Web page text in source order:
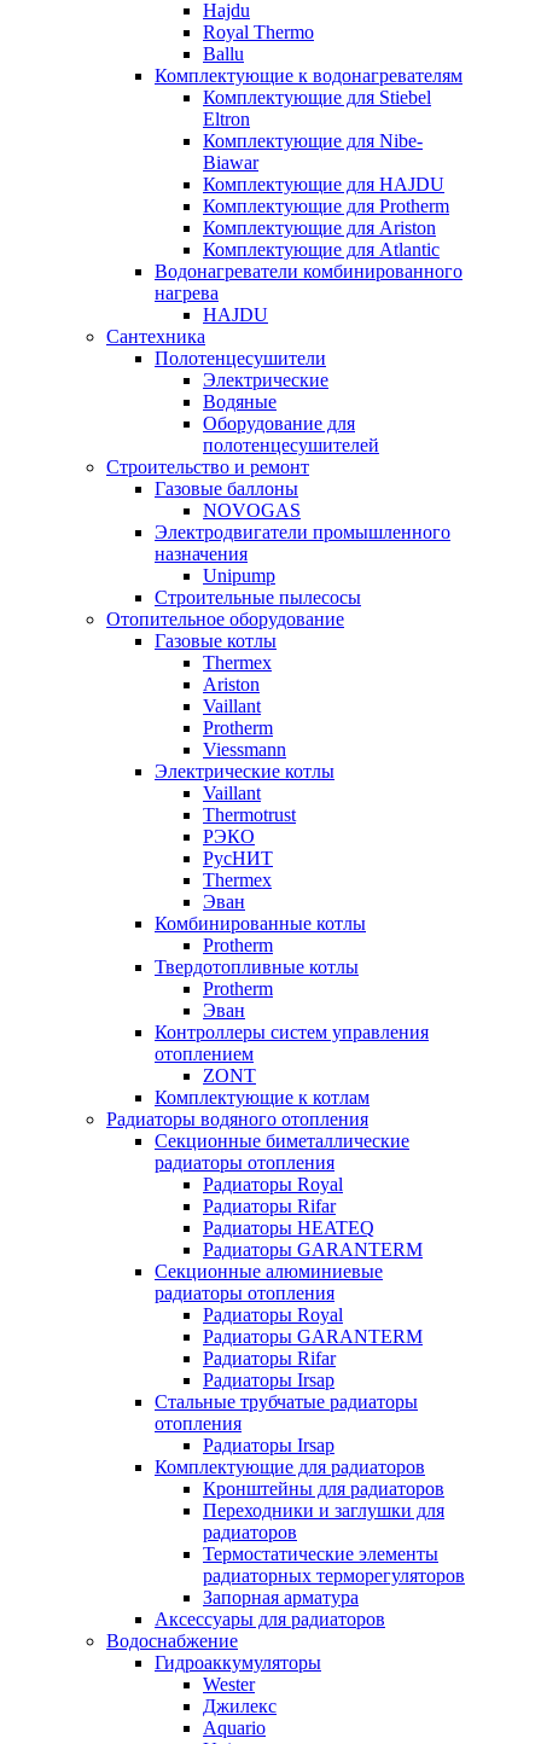
Hajdu
Royal Thermo
Ballu
Комплектующие к водонагревателям
Комплектующие для Stiebel
Eltron
Комплектующие для Nibe-
Biawar
Комплектующие для HAJDU
Комплектующие для Protherm
Комплектующие для Ariston
Комплектующие для Atlantic
Водонагреватели комбинированного
нагрева
HAJDU
Сантехника
Полотенцесушители
Электрические
Водяные
Оборудование для
полотенцесушителей
Строительство и ремонт
Газовые баллоны
NOVOGAS
Электродвигатели промышленного
назначения
Unipump
Строительные пылесосы
Отопительное оборудование
Газовые котлы
Thermex
Ariston
Vaillant
Protherm
Viessmann
Электрические котлы
Vaillant
Thermotrust
РЭКО
РусНИТ
Thermex
Эван
Комбинированные котлы
Protherm
Твердотопливные котлы
Protherm
Эван
Контроллеры систем управления
отоплением
ZONT
Комплектующие к котлам
Радиаторы водяного отопления
Секционные биметаллические
радиаторы отопления
Радиаторы Royal
Радиаторы Rifar
Радиаторы HEATEQ
Радиаторы GARANTERM
Секционные алюминиевые
радиаторы отопления
Радиаторы Royal
Радиаторы GARANTERM
Радиаторы Rifar
Радиаторы Irsap
Стальные трубчатые радиаторы
отопления
Радиаторы Irsap
Комплектующие для радиаторов
Кронштейны для радиаторов
Переходники и заглушки для
радиаторов
Термостатические элементы
радиаторных терморегуляторов
Запорная арматура
Аксессуары для радиаторов
Водоснабжение
Гидроаккумуляторы
Wester
Джилекс
Aquario